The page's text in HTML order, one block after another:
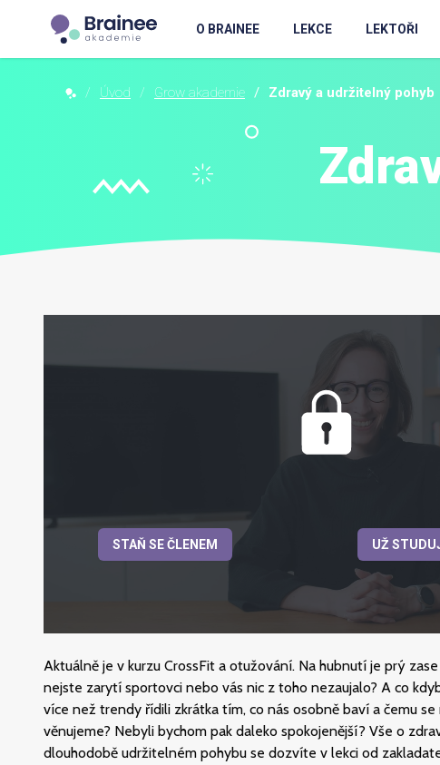
O BRAINEE LEKCE LEKTOŘI
Úvod Grow akademie Zdravý a udržitelný pohyb
STAŇ SE ČLENEM UŽ
Aktuálně je v kurzu CrossFit a otužování. Na hubnutí je prý zase
nejste zarytí sportovci nebo vás nic z toho nezaujalo? A co
více než trendy řídili zkrátka tím, co nás osobně baví a čemu
věnujeme? Nebyli bychom pak daleko spokojenější? Vše o
dlouhodobě udržitelném pohybu se dozvíte v lekci od